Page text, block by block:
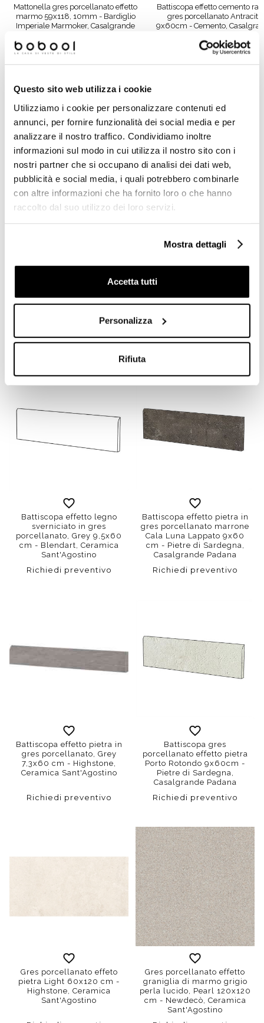
Questo sito web utilizza i cookie
Utilizziamo i cookie per personalizzare contenuti ed
annunci, per fornire funzionalità dei social media e per
analizzare il nostro traffico. Condividiamo inoltre
informazioni sul modo in cui utilizza il nostro sito con i
nostri partner che si occupano di analisi dei dati web,
pubblicità e social media, i quali potrebbero combinarle
con altre informazioni che ha fornito loro o che hanno
raccolto dal suo utilizzo dei loro servizi.
Mostra dettagli
Accetta tutti
Personalizza
Rifiuta
Mattonella gres porcellanato effetto
marmo 59x118, 10mm - Bardiglio
Imperiale Marmoker, Casalgrande
Battiscopa effetto cemento
gres porcellanato Antracite
9x60cm - Cemento,
Prodotti simili
rasato gres porcellanato
Antracite 9x60cm -
Cemento, Casalgrande
Richiedi preventivo
rasato gres porcellanato
Grigio 9x60cm - Cemento,
Casalgrande Padana
Richiedi preventivo
Battiscopa effetto legno
sverniciato in gres
porcellanato, Grey 9,5x60
cm - Blendart, Ceramica
Sant'Agostino
Richiedi preventivo
Battiscopa effetto pietra in
gres porcellanato marrone
Cala Luna Lappato 9x60
cm - Pietre di Sardegna,
Casalgrande Padana
Richiedi preventivo
Battiscopa effetto pietra in
gres porcellanato, Grey
7,3x60 cm - Highstone,
Ceramica Sant'Agostino
Richiedi preventivo
Battiscopa gres
porcellanato effetto pietra
Porto Rotondo 9x60cm -
Pietre di Sardegna,
Casalgrande Padana
Richiedi preventivo
Gres porcellanato effeto
pietra Light 60x120 cm -
Highstone, Ceramica
Sant'Agostino
Gres porcellanato effetto
graniglia di marmo grigio
perla lucido, Pearl 120x120
cm - Newdecò, Ceramica
Sant'Agostino